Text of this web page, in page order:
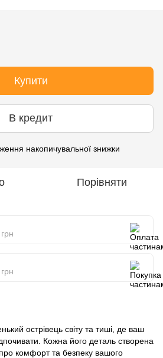
Купити
В кредит
накопичувальної знижки
Порівняти
острівець світу та тиші, де ваш
Кожна його деталь створена
комфорт та безпеку вашого